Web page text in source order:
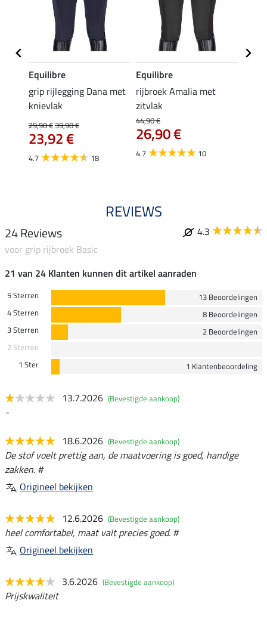
Equilibre
grip rijlegging Dana met
knievlak
29,90 €39,90 €
23,92 €
4.7 18
Equilibre
rijbroek Amalia met
zitvlak
44,90 €
26,90 €
4.7 10
REVIEWS
24 Reviews
4.3
voor grip rijbroek Basic
21 van 24 Klanten kunnen dit artikel aanraden
5 Sterren
13 Beoordelingen
4 Sterren
8 Beoordelingen
3 Sterren
2 Beoordelingen
2 Sterren
1 Ster
1 Klantenbeoordeling
13.7.2026 (Bevestigde aankoop)
-
18.6.2026 (Bevestigde aankoop)
De stof voelt prettig aan, de maatvoering is goed, handige
zakken. #
Origineel bekijken
12.6.2026 (Bevestigde aankoop)
heel comfortabel, maat valt precies goed. #
Origineel bekijken
3.6.2026 (Bevestigde aankoop)
Prijskwaliteit